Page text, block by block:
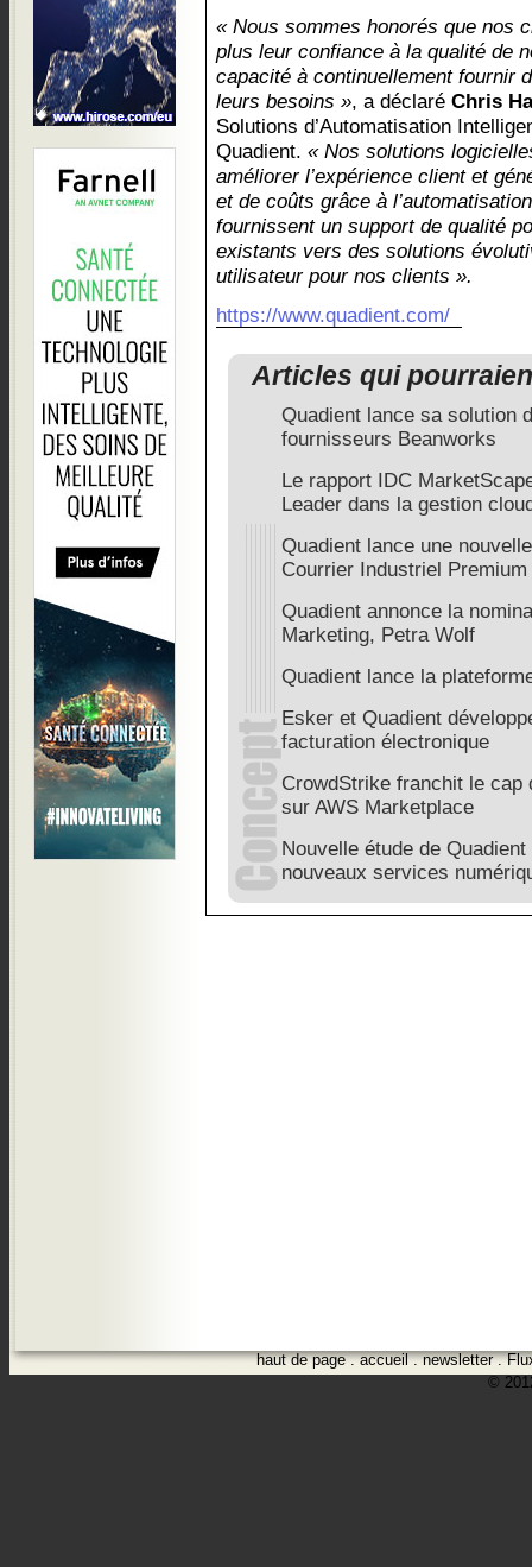
« Nous sommes honorés que nos
plus leur confiance à la qualité de
capacité à continuellement fournir
leurs besoins », a déclaré Chris
Solutions d’Automatisation
Quadient. « Nos solutions
améliorer l’expérience client et
et de coûts grâce à
fournissent un support de qualité
existants vers des solutions
utilisateur pour nos clients ».
https://www.quadient.com/
Articles qui
Quadient lance sa solution
fournisseurs Beanworks
Le rapport IDC
Leader dans la gestion
Quadient lance une
Courrier Industriel Premium
Quadient annonce la
Marketing, Petra Wolf
Quadient lance la
Esker et Quadient
facturation électronique
CrowdStrike franchit le cap
sur AWS Marketplace
Nouvelle étude de
nouveaux services
haut de page.accueil.newsletter.
©